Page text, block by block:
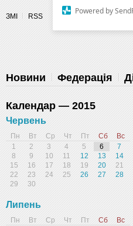
ЗМІ RSS
Новини Федерація
Календар — 2015
Червень
Пн Вт Ср Чт Пт Сб
Вс
1
2 3 4 5 6
7
8
9 10 11 12 13
14
15
16 17 18 19 20
21
22
23 24 25 26 27
28
29
30
Липень
Пн Вт Ср Чт Пт Сб
Вс